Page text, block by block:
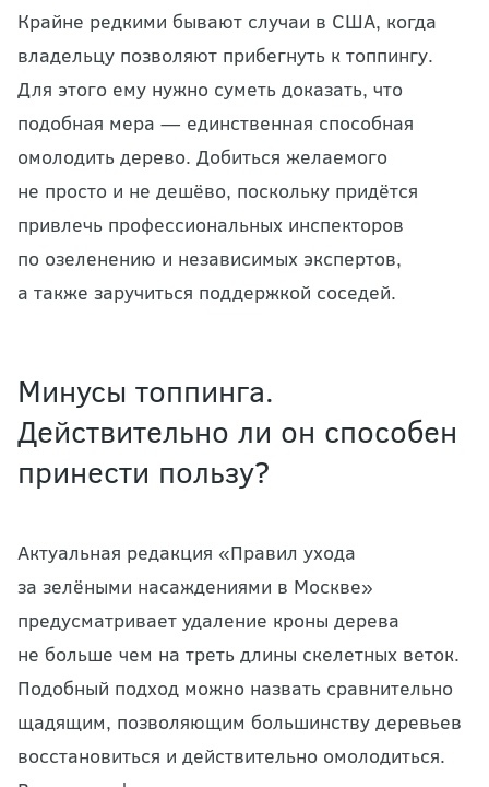
Крайне редкими бывают случаи в США, когда
владельцу позволяют прибегнуть к топпингу.
Для этого ему нужно суметь доказать, что
подобная мера — единственная способная
омолодить дерево. Добиться желаемого
не просто и не дешёво, поскольку придётся
привлечь профессиональных инспекторов
по озеленению и независимых экспертов,
а также заручиться поддержкой соседей.
Минусы топпинга.
Действительно ли он способен
принести пользу?
Актуальная редакция «Правил ухода
за зелёными насаждениями в Москве»
предусматривает удаление кроны дерева
не больше чем на треть длины скелетных веток.
Подобный подход можно назвать сравнительно
щадящим, позволяющим большинству деревьев
восстановиться и действительно омолодиться.